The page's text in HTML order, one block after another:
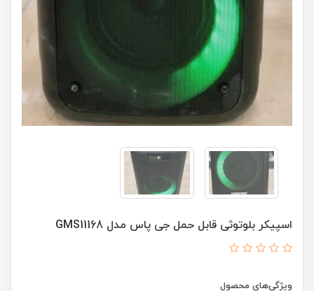
اسپیکر بلوتوثی قابل حمل جی پاس مدل GMS11168
ویژگی‌های محصول